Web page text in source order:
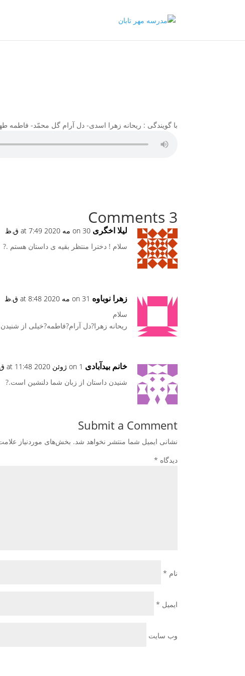
با گویندگی : ریحانه زهرا اسدی- دل آرام گل محمّد- فاطمه
3 Comments
لیلا اخگری on 30 مه 2020 at 7:49 ق.ظ
سلام ! دخترا منتظر بقیه ی داستان هستم .?
زهرا نوباوه on 31 مه 2020 at 8:48 ق.ظ
سلام
ریحانه زهرا?دل آرام?فاطمه?خیلی از
خانم بیدآبادی on 1 ژوئن 2020 at 11:48 ق.ظ
شنیدن داستان از زبان شما دلنشین است.?
Submit a Comment
نشانی ایمیل شما منتشر نخواهد شد. بخش‌های موردنیاز
دیدگاه *
نام *
ایمیل *
وب‌ سایت